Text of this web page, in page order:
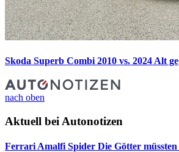
Skoda Superb Combi 2010 vs. 2024 Alt
nach oben
Aktuell bei Autonotizen
Ferrari Amalfi Spider Die Götter